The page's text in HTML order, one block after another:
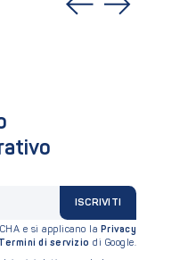
ISCRIVITI
e si applicano la Privacy
Termini di servizio di Google.